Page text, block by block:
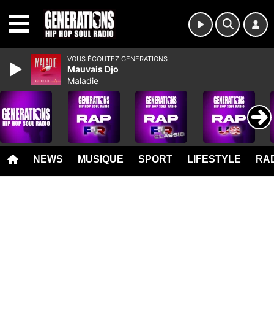
NEWS MUSIQUE SPORT LIFESTYLE
VOUS ÉCOUTEZ GENERATIONS
Mauvais Djo
Maladie